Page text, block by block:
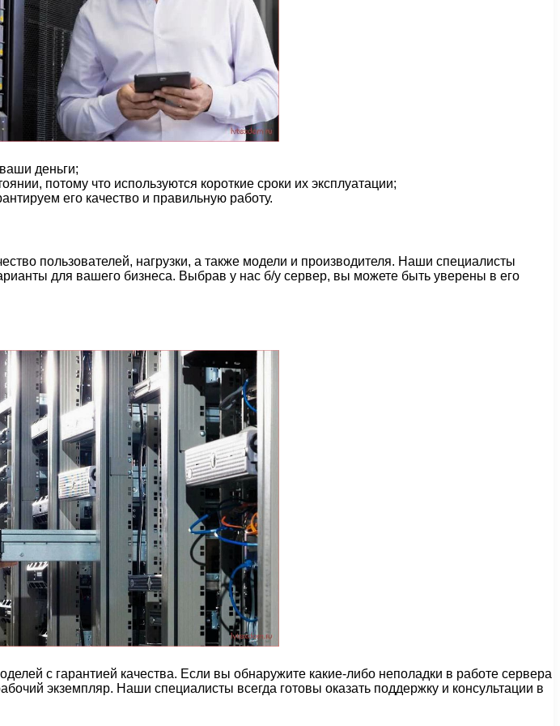
деньги;
потому что используются короткие сроки их эксплуатации;
его качество и правильную работу.
пользователей, нагрузки, а также модели и производителя. Наши специалисты
для вашего бизнеса. Выбрав у нас б/у сервер, вы можете быть уверены в его
с гарантией качества. Если вы обнаружите какие-либо неполадки в работе сервера
экземпляр. Наши специалисты всегда готовы оказать поддержку и консультации в